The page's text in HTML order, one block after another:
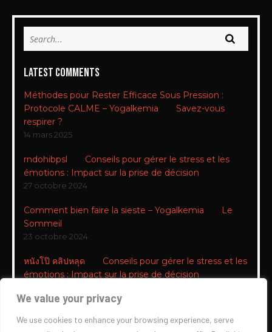
We value your privacy
We use cookies to enhance your browsing experience, serve
Latest Comments
Méthodes pour Rester Efficace Sous Pression :
Protocole CALME – Yogalkemia
Savez-vous
respirer ?
14 mars 2025
rndohibpsl
Conseils pour gérer le stress et les
émotions : Impact sur la prise de décision
27 octobre 2024
Comment bien faire la sieste – Yogalkemia
Le
Sommeil
23 octobre 2024
หนังโป๊ คลิปหลุด
Conseils pour gérer le stress et les
émotions : Impact sur la prise de décision
Impact sur la prise de décision – Yogalkemiasur